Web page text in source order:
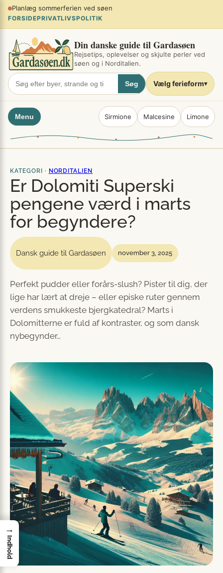
Spring
indhold
Planlæg sommerferien ved søen
FORSIDEPRIVATLIVSPOLITIK
Din danske guide til Gardasøen
Rejsetips, oplevelser og skjulte perler ved
søen og i Norditalien.
Søg Vælg ferieform▾
Menu Sirmione Malcesine Limone
KATEGORI · NORDITALIEN
Er Dolomiti Superski
pengene værd i marts
for begyndere?
Dansk guide til Gardasøen november 3, 2025
Perfekt pudder eller forårs-slush? Pister til dig, der
lige har lært at dreje – eller episke ruter gennem
verdens smukkeste bjergkatedral? Marts i
Dolomitterne er fuld af kontraster, og som dansk
nybegynder…
→
Indhold